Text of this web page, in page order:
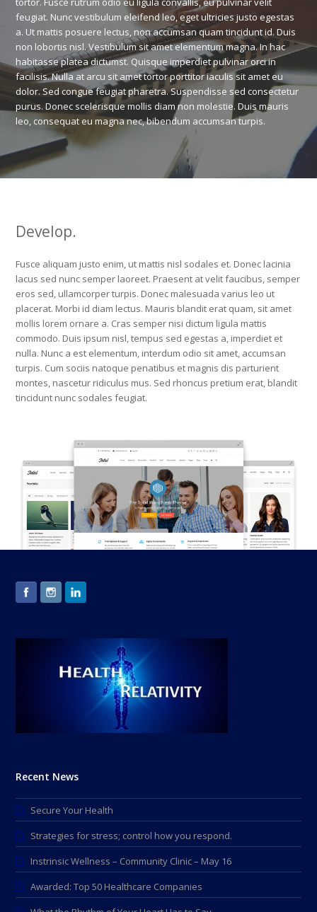
feugiat. Nunc vestibulum eleifend leo, eget ultricies justo egestas
a. Ut mattis posuere lectus, non accumsan quam tincidunt id. Duis
non lobortis nisl. Vestibulum sit amet elementum magna. In hac
habitasse platea dictumst. Quisque imperdiet pulvinar orci in
facilisis. Nulla at arcu sit amet tortor porttitor iaculis sit amet eu
dolor. Sed congue feugiat pharetra. Suspendisse sed consectetur
purus. Donec scelerisque mollis diam non molestie. Duis mauris
leo, consequat eu magna nec, bibendum accumsan turpis.
Develop.
Fusce aliquam justo enim, ut mattis nisl sodales et. Donec lacinia
lacus sed nunc semper laoreet. Praesent at velit faucibus, semper
eros sed, ullamcorper turpis. Donec malesuada varius leo ut
placerat. Morbi id diam lectus. Mauris blandit erat quam, sit amet
mollis lorem ornare a. Cras semper nisi dictum ligula mattis
commodo. Duis ipsum nisl, tempus sed egestas a, imperdiet et
nulla. Nunc a est elementum, interdum odio sit amet, accumsan
turpis. Cum sociis natoque penatibus et magnis dis parturient
montes, nascetur ridiculus mus. Sed rhoncus pretium erat, blandit
tincidunt nunc sodales feugiat.
Recent News
Secure Your Health
Strategies for stress; control how you respond.
Instrinsic Wellness – Community Clinic – May 16
Awarded: Top 50 Healthcare Companies